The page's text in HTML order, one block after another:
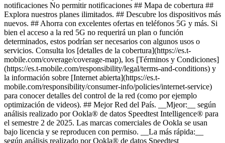
notificaciones No permitir notificaciones ## Mapa de cobertura ##
Explora nuestros planes ilimitados. ## Descubre los dispositivos más
nuevos. ## Ahorra con excelentes ofertas en teléfonos 5G y más. Si
bien el acceso a la red 5G no requerirá un plan o función
determinados, estos podrían ser necesarios con algunos usos o
servicios. Consulta los [detalles de la cobertura](https://es.t-
mobile.com/coverage/coverage-map), los [Términos y Condiciones]
(https://es.t-mobile.com/responsibility/legal/terms-and-conditions) y
la información sobre [Internet abierta](https://es.t-
mobile.com/responsibility/consumer-info/policies/internet-service)
para conocer detalles del control de la red (como por ejemplo
optimización de videos). ## Mejor Red del País. __Mjeor:__ según
análisis realizado por Ookla® de datos Speedtest Intelligence® para
el semestre 2 de 2025. Las marcas comerciales de Ookla se usan
bajo licencia y se reproducen con permiso. __La más rápida:__
según análisis realizado por Ookla® de datos Speedtest